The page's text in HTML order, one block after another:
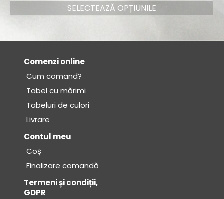
SELECTEAZĂ OPȚIUNILE
Comenzi online
Cum comand?
Tabel cu mărimi
Tabeluri de culori
Livrare
Contul meu
Coș
Finalizare comandă
Termeni și condiții,
GDPR